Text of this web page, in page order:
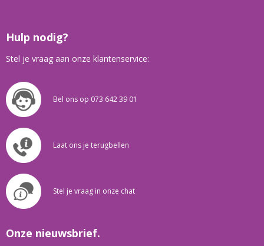
Hulp nodig?
Stel je vraag aan onze klantenservice:
Bel ons op 073 642 39 01
Laat ons je terugbellen
Stel je vraag in onze chat
Onze nieuwsbrief.